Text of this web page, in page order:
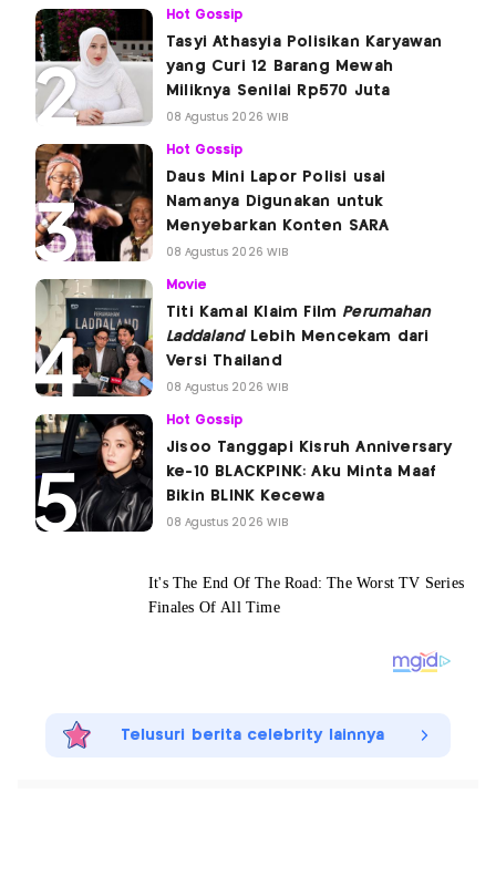
Hot Gossip
Tasyi Athasyia Polisikan Karyawan
yang Curi 12 Barang Mewah
Miliknya Senilai Rp570 Juta
08 Agustus 2026 WIB
Hot Gossip
Daus Mini Lapor Polisi usai
Namanya Digunakan untuk
Menyebarkan Konten SARA
08 Agustus 2026 WIB
Movie
Titi Kamal Klaim Film Perumahan
LaddalandLebih Mencekam dari
Versi Thailand
08 Agustus 2026 WIB
Hot Gossip
Jisoo Tanggapi Kisruh Anniversary
ke-10 BLACKPINK: Aku Minta Maaf
Bikin BLINK Kecewa
08 Agustus 2026 WIB
Telusuri berita celebrity lainnya